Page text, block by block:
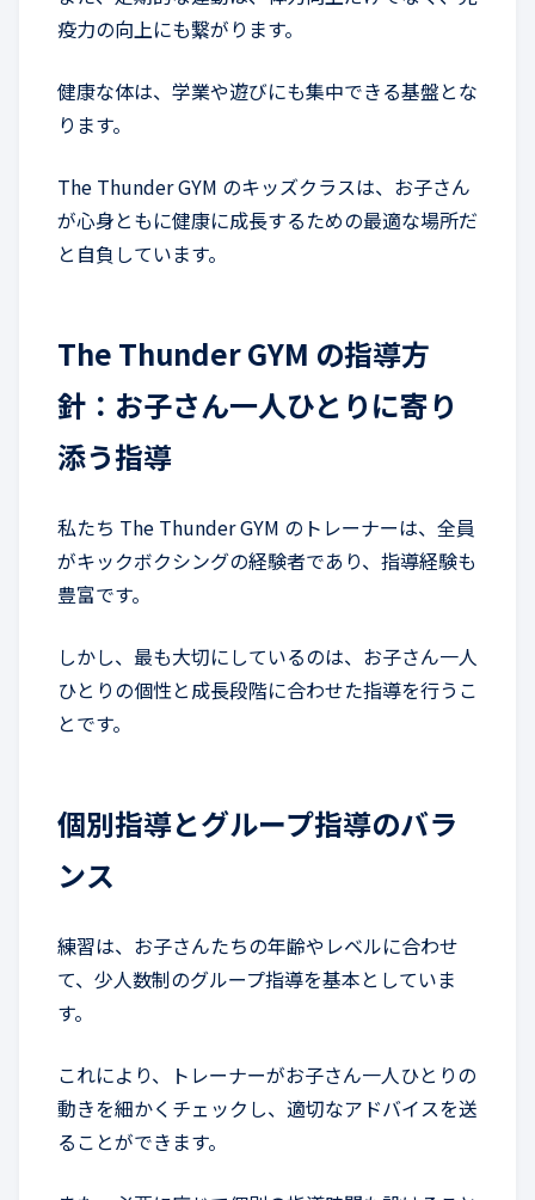
疫力の向上にも繋がります。
健康な体は、学業や遊びにも集中できる基盤とな
ります。
The Thunder GYM のキッズクラスは、お子さん
が心身ともに健康に成長するための最適な場所だ
と自負しています。
The Thunder GYM の指導方
針：お子さん一人ひとりに寄り
添う指導
私たち The Thunder GYM のトレーナーは、全員
がキックボクシングの経験者であり、指導経験も
豊富です。
しかし、最も大切にしているのは、お子さん一人
ひとりの個性と成長段階に合わせた指導を行うこ
とです。
個別指導とグループ指導のバラ
ンス
練習は、お子さんたちの年齢やレベルに合わせ
て、少人数制のグループ指導を基本としていま
す。
これにより、トレーナーがお子さん一人ひとりの
動きを細かくチェックし、適切なアドバイスを送
ることができます。